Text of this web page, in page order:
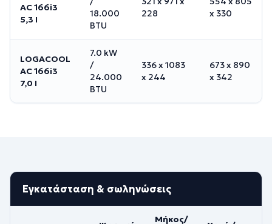
AC 166i3
5,3 I
18.000
BTU
228
x 330
LOGACOOL
AC 166i3
7,0 I
7.0 kW
/
24.000
BTU
336 x 1083
x 244
673 x 890
x 342
Εγκατάσταση & σωληνώσεις
Μήκος/